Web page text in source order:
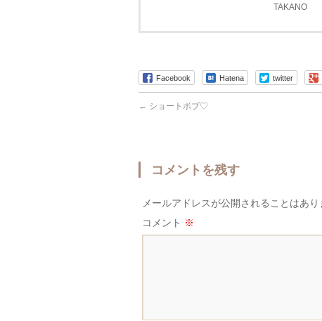
TAKANO
Facebook Hatena twitter
← ショートボブ♡
コメントを残す
メールアドレスが公開されることはあり
コメント ※